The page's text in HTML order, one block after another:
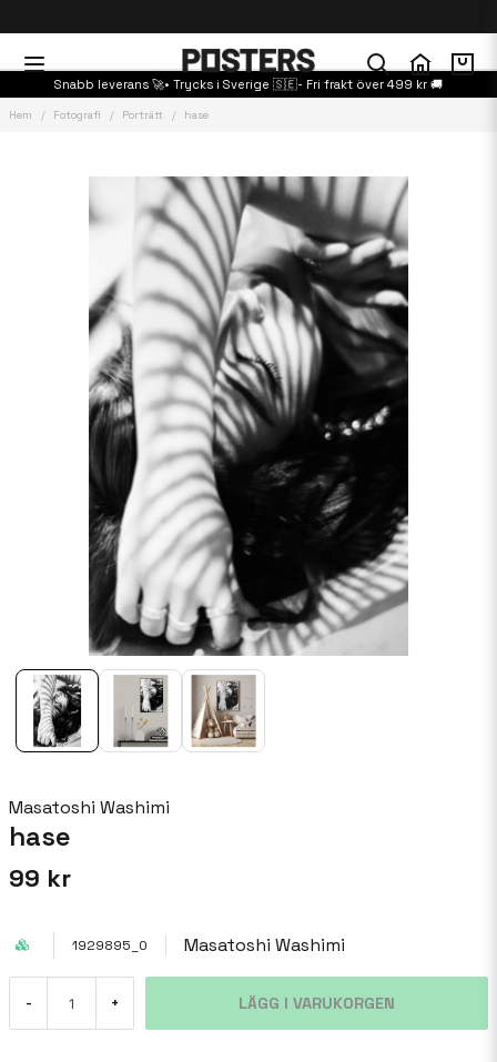
Snabb leverans 🚀• Trycks i Sverige 🇸🇪- Fri frakt över 499 kr 🚚
Hem Fotografi Porträtt hase
Masatoshi Washimi
hase
99 kr
1929895_0 Masatoshi Washimi
- + LÄGG I VARUKORGEN